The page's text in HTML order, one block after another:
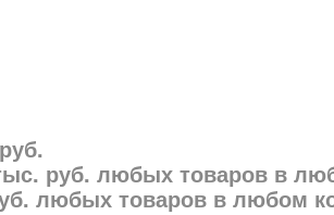
руб. любых товаров в
любых товаров в любом